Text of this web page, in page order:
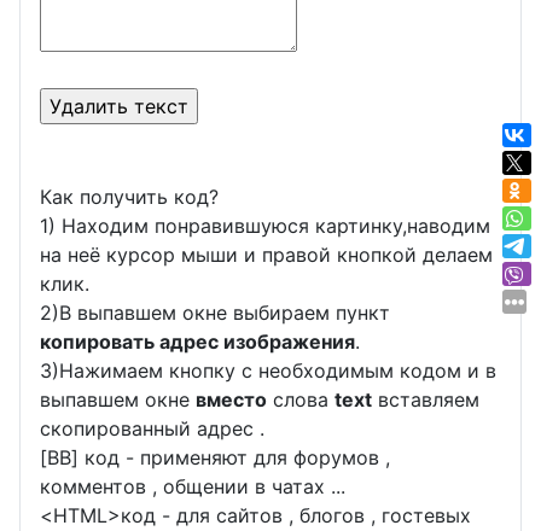
Как получить код?
1) Находим понравившуюся картинку,наводим
на неё курсор мыши и правой кнопкой делаем
клик.
2)В выпавшем окне выбираем пункт
копировать адрес изображения.
3)Нажимаем кнопку с необходимым кодом и в
выпавшем окне вместо слова text вставляем
скопированный адрес .
[BB] код - применяют для форумов ,
комментов , общении в чатах ...
<HTML>код - для сайтов , блогов , гостевых